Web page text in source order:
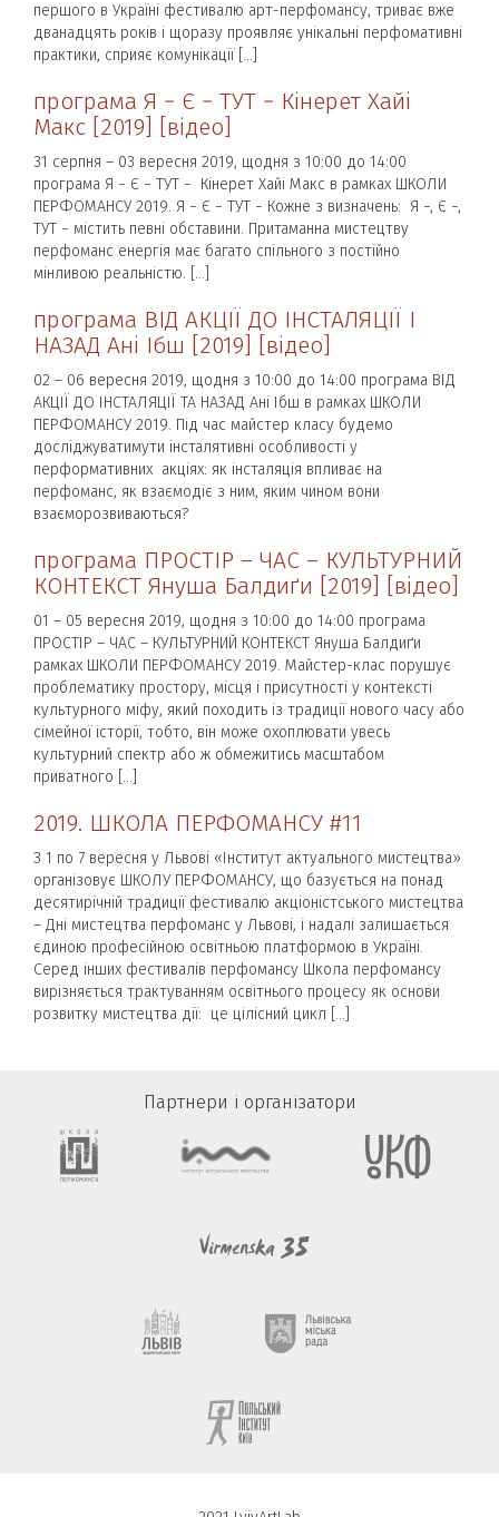
першого в Україні фестивалю арт-перфомансу, триває вже
дванадцять років і щоразу проявляє унікальні перфомативні
практики, сприяє комунікації […]
програма Я − Є − ТУТ − Кінерет Хайі
Макс [2019] [відео]
31 серпня – 03 вересня 2019, щодня з 10:00 до 14:00
програма Я − Є − ТУТ − Кінерет Хайі Макс в рамках ШКОЛИ
ПЕРФОМАНСУ 2019. Я − Є − ТУТ − Кожне з визначень: Я −, Є −,
ТУТ − містить певні обставини. Притаманна мистецтву
перфоманс енергія має багато спільного з постійно
мінливою реальністю. […]
програма ВІД АКЦІЇ ДО ІНСТАЛЯЦІЇ І
НАЗАД Ані Ібш [2019] [відео]
02 – 06 вересня 2019, щодня з 10:00 до 14:00 програма ВІД
АКЦІЇ ДО ІНСТАЛЯЦІЇ ТА НАЗАД Ані Ібш в рамках ШКОЛИ
ПЕРФОМАНСУ 2019. Під час майстер класу будемо
досліджуватимути інсталятивні особливості у
перформативних акціях: як інсталяція впливає на
перфоманс, як взаємодіє з ним, яким чином вони
взаєморозвиваються?
програма ПРОСТІР – ЧАС – КУЛЬТУРНИЙ
КОНТЕКСТ Януша Балдиґи [2019] [відео]
01 – 05 вересня 2019, щодня з 10:00 до 14:00 програма
ПРОСТІР – ЧАС – КУЛЬТУРНИЙ КОНТЕКСТ Януша Балдиґи
рамках ШКОЛИ ПЕРФОМАНСУ 2019. Майстер-клас порушує
проблематику простору, місця і присутності у контексті
культурного міфу, який походить із традиції нового часу або
сімейної історії, тобто, він може охоплювати увесь
культурний спектр або ж обмежитись масштабом
приватного […]
2019. ШКОЛА ПЕРФОМАНСУ #11
З 1 по 7 вересня у Львові «Інститут актуального мистецтва»
організовує ШКОЛУ ПЕРФОМАНСУ, що базується на понад
десятирічній традиції фестивалю акціоністського мистецтва
– Дні мистецтва перфоманс у Львові, і надалі залишається
єдиною професійною освітньою платформою в Україні.
Серед інших фестивалів перфомансу Школа перфомансу
вирізняється трактуванням освітнього процесу як основи
розвитку мистецтва дії: це цілісний цикл […]
Партнери і організатори